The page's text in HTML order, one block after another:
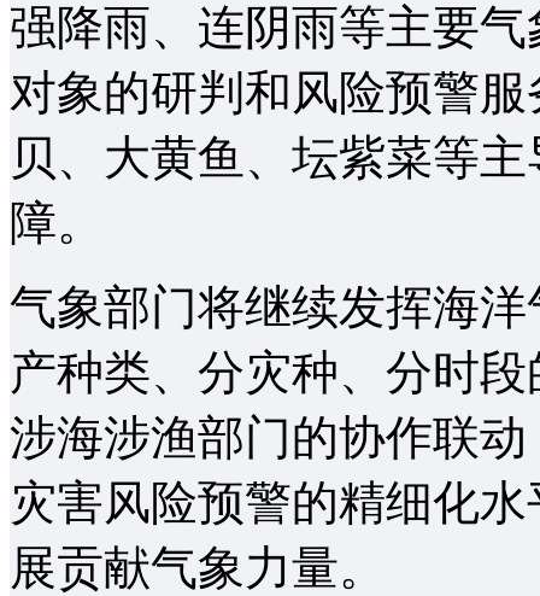
强降雨、连阴雨等主要
对象的研判和风险预警
贝、大黄鱼、坛紫菜等
障。
气象部门将继续发挥海
产种类、分灾种、分时
涉海涉渔部门的协作联
灾害风险预警的精细化
展贡献气象力量。